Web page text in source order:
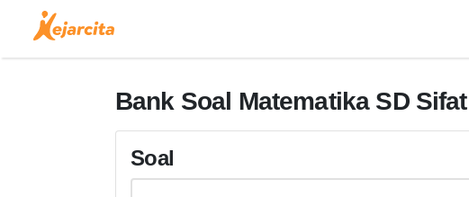
Bank Soal Matematika SD
Soal